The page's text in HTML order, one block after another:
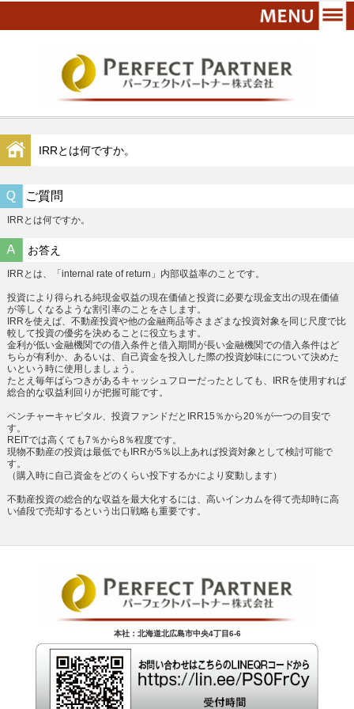
IRRとは何ですか。
ご質問
IRRとは何ですか。
お答え
IRRとは、「internal rate of return」内部収益率のことです。
投資により得られる純現金収益の現在価値と投資に必要な現金支出の現在価値
が等しくなるような割引率のことをさします。
IRRを使えば、不動産投資や他の金融商品等さまざまな投資対象を同じ尺度で比
較して投資の優劣を決めることに役立ちます。
金利が低い金融機関での借入条件と借入期間が長い金融機関での借入条件はど
ちらが有利か、あるいは、自己資金を投入した際の投資妙味にについて決めた
いという時に使用しましょう。
たとえ毎年ばらつきがあるキャッシュフローだったとしても、IRRを使用すれば
総合的な収益利回りが把握可能です。
ベンチャーキャピタル、投資ファンドだとIRR15％から20％が一つの目安で
す。
REITでは高くても7％から8％程度です。
現物不動産の投資は最低でもIRRが5％以上あれば投資対象として検討可能で
す。
（購入時に自己資金をどのくらい投下するかにより変動します）
不動産投資の総合的な収益を最大化するには、高いインカムを得て売却時に高
い値段で売却するという出口戦略も重要です。
本社：北海道北広島市中央4丁目6-6